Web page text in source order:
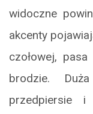
widoczne
akcenty
czołowej,
brodzie.
przedpiersie i